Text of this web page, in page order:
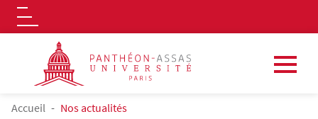
Aller au contenu principal
Logo
FIL D'ARIANE
Accueil Nos actualités